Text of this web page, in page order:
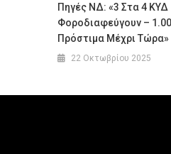
Πηγές ΝΔ: «3 Στα 4 ΚΥΔ
Φοροδιαφεύγουν –
Πρόστιμα Μέχρι Τώρα»
22 Οκτωβρίου 2025